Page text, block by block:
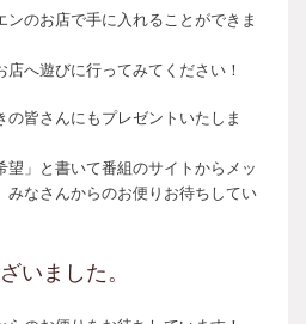
ンのお店で手に入れることができま
へ遊びに行ってみてください！
皆さんにもプレゼントいたしま
」と書いて番組のサイトからメッ
なさんからのお便りお待ちしてい
いました。